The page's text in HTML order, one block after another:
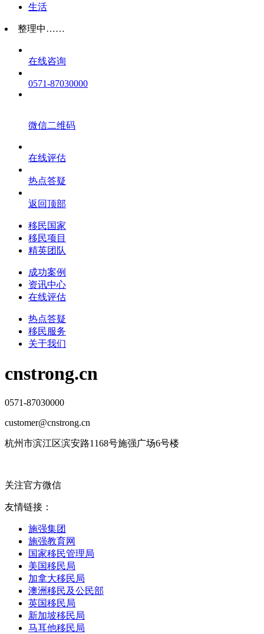
生活
整理中……
在线咨询
0571-87030000
微信二维码
在线评估
热点答疑
返回顶部
移民国家
移民项目
精英团队
成功案例
资讯中心
在线评估
热点答疑
移民服务
关于我们
cnstrong.cn
0571-87030000
customer@cnstrong.cn
杭州市滨江区滨安路1168号施强广场6号楼
关注官方微信
友情链接：
施强集团
施强教育网
国家移民管理局
美国移民局
加拿大移民局
澳洲移民及公民部
英国移民局
新加坡移民局
马耳他移民局